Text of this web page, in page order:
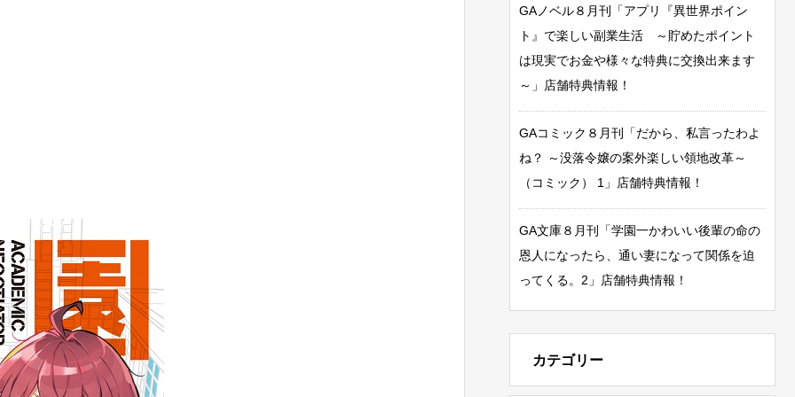
GAノベル８月刊「アプリ『異世界ポイン
ト』で楽しい副業生活 ～貯めたポイント
は現実でお金や様々な特典に交換出来ます
～」店舗特典情報！
GAコミック８月刊「だから、私言ったわよ
ね？ ～没落令嬢の案外楽しい領地改革～
（コミック） 1」店舗特典情報！
GA文庫８月刊「学園一かわいい後輩の命の
恩人になったら、通い妻になって関係を迫
ってくる。2」店舗特典情報！
カテゴリー